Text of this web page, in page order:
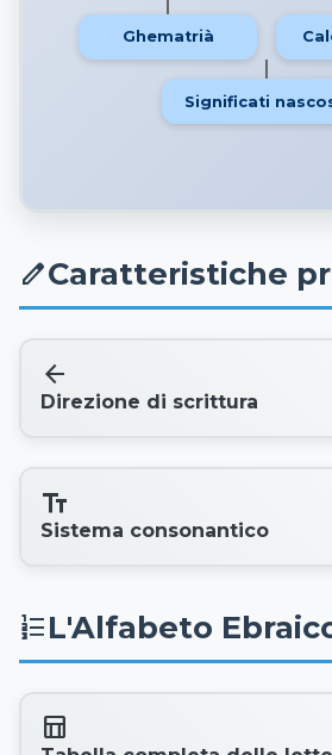
Ghematrià
Significati
editCaratteristiche
arrow_back
Direzione di scrittura
text_fields
Sistema consonantico
format_list_numberedL'Alfabeto
table_chart